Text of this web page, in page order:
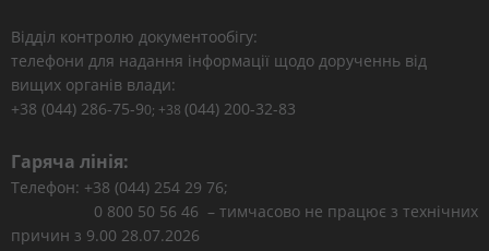
Відділ контролю документообігу:
телефони для надання інформації щодо дорученнь від
вищих органів влади:
+38 (044) 286-75-90; +38 (044) 200-32-83
Гаряча лінія:
Телефон: +38 (044) 254 29 76;
0 800 50 56 46 – тимчасово не працює з технічних
причин з 9.00 28.07.2026